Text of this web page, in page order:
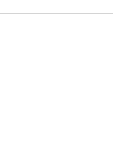
se
på Maler-siden.